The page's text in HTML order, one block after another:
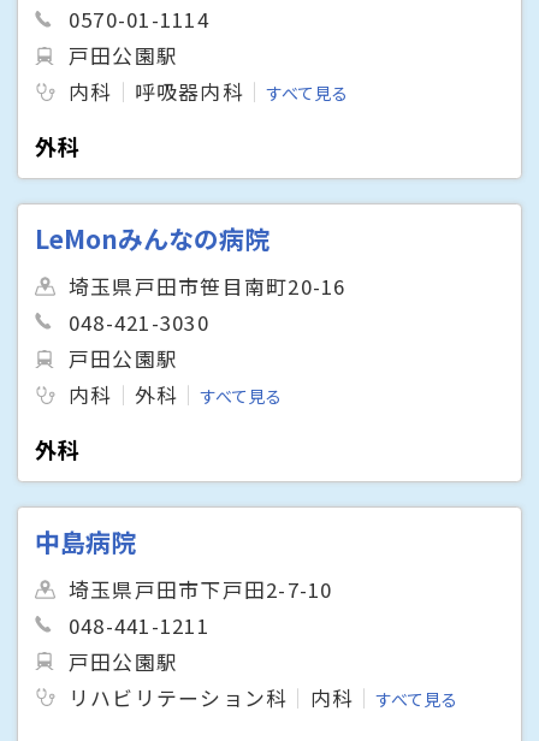
0570-01-1114
戸田公園駅
内科
呼吸器内科 すべて見る
外科
LeMonみんなの病院
埼玉県戸田市笹目南町20-16
048-421-3030
戸田公園駅
内科
外科 すべて見る
外科
中島病院
埼玉県戸田市下戸田2-7-10
048-441-1211
戸田公園駅
リハビリテーション科
内科 すべて見る